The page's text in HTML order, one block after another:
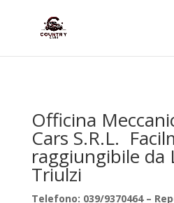
Officina
Cars S.R.L.
raggiungibile da
Triulzi
Telefono: 039/9370464 –